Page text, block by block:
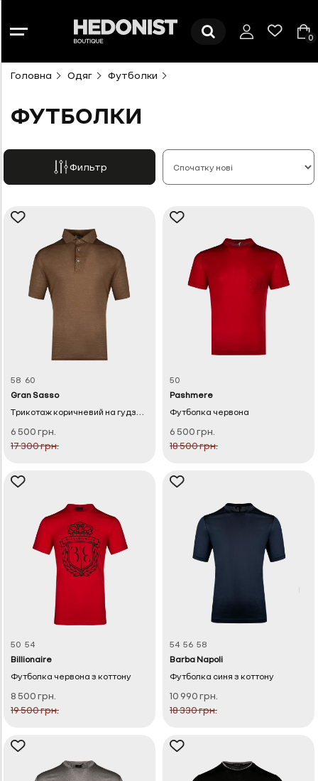
0
Головна Одяг Футболки
ФУТБОЛКИ
Фильтр
58 60
Gran Sasso
Т
рикотаж коричневий на гудзиках
6 500 грн.
17 300 грн.
50
Pashmere
Футболка червона
6 500 грн.
18 500 грн.
50 54
Billionaire
Футболка червона з коттону
8 500 грн.
19 500 грн.
54 56 58
Barba Napoli
Футболка синя з коттону
10 990 грн.
18 330 грн.